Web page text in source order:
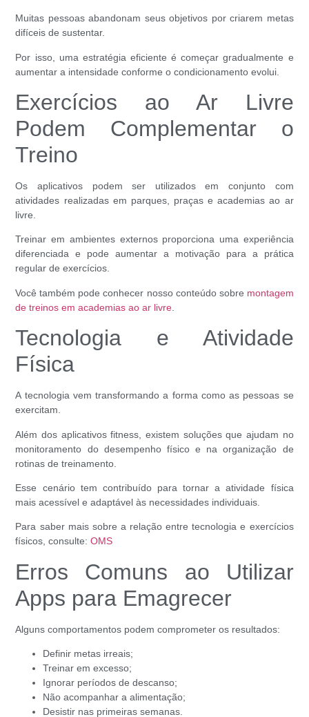
Muitas pessoas abandonam seus objetivos por criarem metas
difíceis de sustentar.
Por isso, uma estratégia eficiente é começar gradualmente e
aumentar a intensidade conforme o condicionamento evolui.
Exercícios ao Ar Livre
Podem Complementar o
Treino
Os aplicativos podem ser utilizados em conjunto com
atividades realizadas em parques, praças e academias ao ar
livre.
Treinar em ambientes externos proporciona uma experiência
diferenciada e pode aumentar a motivação para a prática
regular de exercícios.
Você também pode conhecer nosso conteúdo sobre montagem
de treinos em academias ao ar livre
Tecnologia e Atividade
Física
A tecnologia vem transformando a forma como as pessoas se
exercitam.
Além dos aplicativos fitness, existem soluções que ajudam no
monitoramento do desempenho físico e na organização de
rotinas de treinamento.
Esse cenário tem contribuído para tornar a atividade física
mais acessível e adaptável às necessidades individuais.
Para saber mais sobre a relação entre tecnologia e exercícios
físicos, consulte:OMS
Erros Comuns ao Utilizar
Apps para Emagrecer
Alguns comportamentos podem comprometer os resultados:
Definir metas irreais;
Treinar em excesso;
Ignorar períodos de descanso;
Não acompanhar a alimentação;
Desistir nas primeiras semanas.